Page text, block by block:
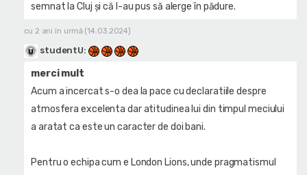
semnat la Cluj și că l-au pus să alerge în pădure.
cu 2 ani în urmă (14.03.2024)
studentU:
merci mult
Acum a incercat s-o dea la pace cu declaratiile despre
atmosfera excelenta dar atitudinea lui din timpul meciului
a aratat ca este un caracter de doi bani.
Pentru o echipa cum e London Lions, unde pragmatismul